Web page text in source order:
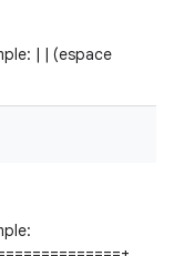
| | (espace